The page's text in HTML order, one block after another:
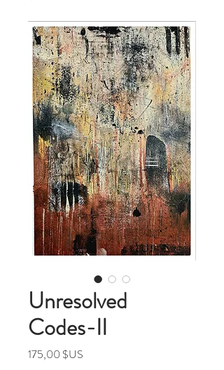
Unresolved
Codes-II
175,00 $US